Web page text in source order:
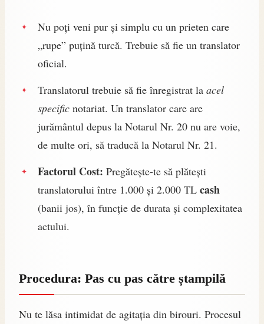
Nu poți veni pur și simplu cu un prieten care
„rupe” puțină turcă. Trebuie să fie un translator
oficial.
Translatorul trebuie să fie înregistrat la acel
specific notariat. Un translator care are
jurământul depus la Notarul Nr. 20 nu are voie,
de multe ori, să traducă la Notarul Nr. 21.
Factorul Cost: Pregătește-te să plătești
translatorului între 1.000 și 2.000 TL cash
(banii jos), în funcție de durata și complexitatea
actului.
Procedura: Pas cu pas către ștampilă
Nu te lăsa intimidat de agitația din birouri. Procesul